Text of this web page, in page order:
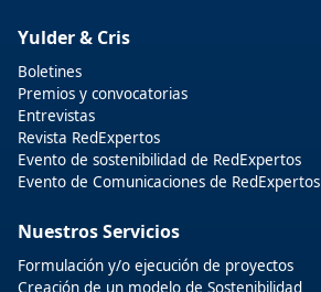
Yulder & Cris
Boletines
Premios y convocatorias
Entrevistas
Revista RedExpertos
Evento de sostenibilidad de RedExpertos
Evento de Comunicaciones de RedExpertos
Nuestros Servicios
Formulación y/o ejecución de proyectos